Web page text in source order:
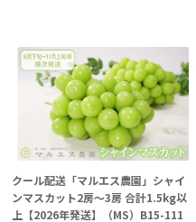
クール配送「マルエス農園」シャイ
ンマスカット2房～3房 合計1.5kg以
上【2026年発送】（MS）B15-111